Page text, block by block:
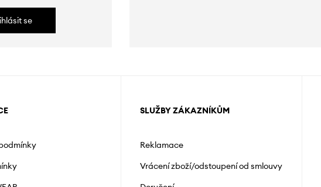
se
SLUŽBY ZÁKAZNÍKŮM
Reklamace
Vrácení zboží/odstoupení od smlouvy